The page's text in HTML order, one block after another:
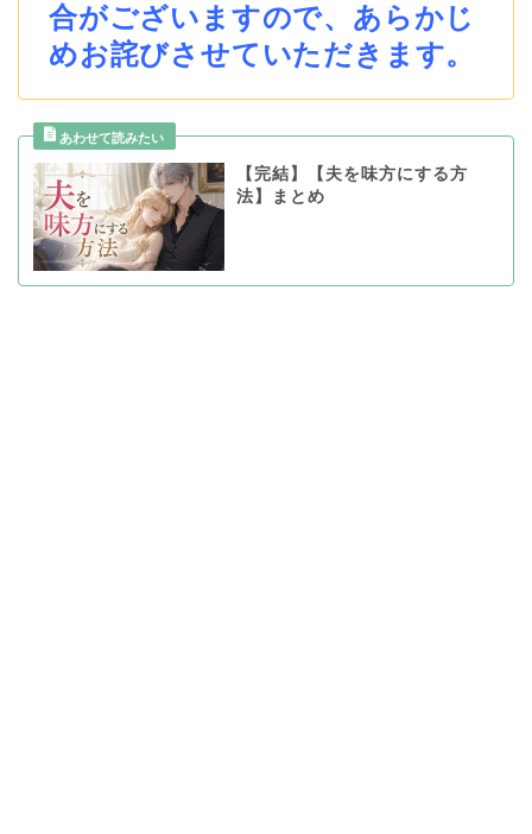
合がございますので、あらかじ
めお詫びさせていただきます。
【完結】【夫を味方にする方
法】まとめ